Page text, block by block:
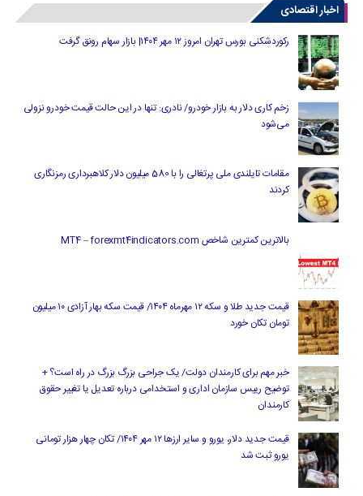
اخبار اقتصادی
رکوردشکنی بورس تهران امروز ۱۲ مهر ۱۴۰۴| بازار سهام رونق گرفت
زخم کاری دلار به بازار خودرو/ نادری: تنها در این حالت قیمت خودرو نزولی
می‌شود
مقامات تایلندی ملی پرتغالی را با 580 میلیون دلار کلاهبرداری رمزنگاری
کردند
بالاترین کمترین شاخص MT4 – forexmt4indicators.com
قیمت جدید طلا و سکه ۱۲ مهرماه ۱۴۰۴/ قیمت سکه بهار آزادی ۱۰ میلیون
تومان تکان خورد
خبر مهم برای کارمندان دولت/ یک جراحی بزرگ بزرگ در راه است؟ +
توضیح رییس سازمان اداری و استخدامی درباره تعدیل یا تغییر حقوق
کارمندان
قیمت جدید دلار، یورو و سایر ارزها ۱۲ مهر ۱۴۰۴/ تکان چهار هزار تومانی
یورو ثبت شد